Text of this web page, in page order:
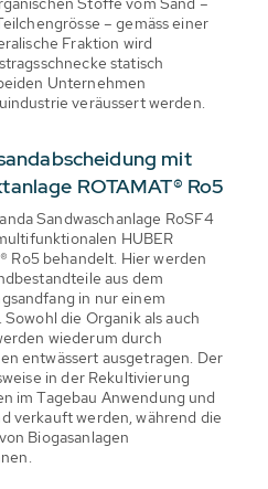
– gemäss einer
Fraktion wird
statisch
Unternehmen
veräussert werden.
mit
ROTAMAT® Ro5
Sandwaschanlage RoSF4
HUBER
Ro5 behandelt. Hier werden
aus dem
in nur einem
die Organik als auch
wiederum durch
entwässert ausgetragen. Der
in der Rekultivierung
im Tagebau Anwendung und
verkauft werden, während die
Biogasanlagen